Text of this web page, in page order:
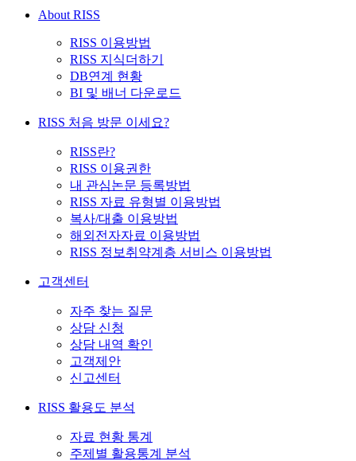
About RISS
RISS 이용방법
RISS 지식더하기
DB연계 현황
BI 및 배너 다운로드
RISS 처음 방문 이세요?
RISS란?
RISS 이용권한
내 관심논문 등록방법
RISS 자료 유형별 이용방법
복사/대출 이용방법
해외전자자료 이용방법
RISS 정보취약계층 서비스 이용방법
고객센터
자주 찾는 질문
상담 신청
상담 내역 확인
고객제안
신고센터
RISS 활용도 분석
자료 현황 통계
주제별 활용통계 분석